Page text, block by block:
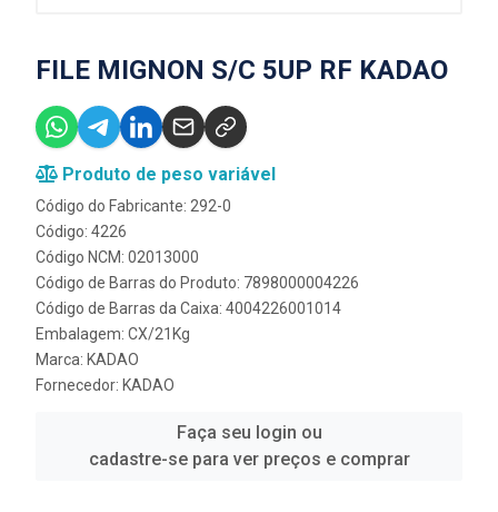
FILE MIGNON S/C 5UP RF KADAO
Produto de peso variável
Código do Fabricante: 292-0
Código: 4226
Código NCM: 02013000
Código de Barras do Produto: 7898000004226
Código de Barras da Caixa: 4004226001014
Embalagem: CX/21Kg
Marca: KADAO
Fornecedor: KADAO
Faça seu login ou
cadastre-se para ver preços e comprar